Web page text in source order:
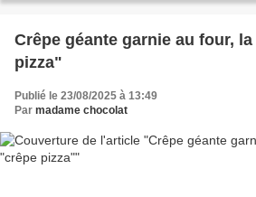
Crêpe géante garnie au four,
pizza"
Publié le 23/08/2025 à 13:49
Par madame chocolat